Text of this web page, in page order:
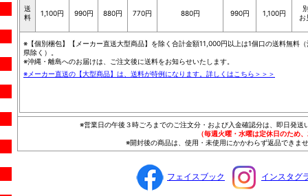
送
料
1,100円 990円 880円 770円 880円 990円 1,100円
お
※【個別梱包】【メーカー直送大型商品】を除く合計金額11,000円以上は1個口の送料無料（
県除く）。
※沖縄・離島へのお届けは、ご注文後に送料をお知らせいたします。
※メーカー直送の【大型商品】は、送料が特例になります。詳しくはこちら＞＞＞
※営業日の午後３時ごろまでのご注文分・および入金確認分は、即日発
（毎週火曜・水曜は定休日のため
※開封後の商品は、使用・未使用にかかわらず返品できま
フェイスブック インスタグ